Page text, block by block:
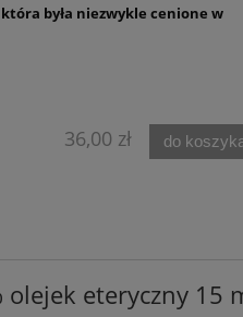
była niezwykle cenione w
36,00 zł do
eteryczny 15